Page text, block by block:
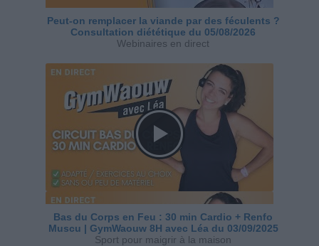
Peut-on remplacer la viande par des féculents ?
Consultation diététique du 05/08/2026
Webinaires en direct
Bas du Corps en Feu : 30 min Cardio + Renfo
Muscu | GymWaouw 8H avec Léa du 03/09/2025
Sport pour maigrir à la maison